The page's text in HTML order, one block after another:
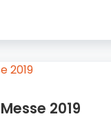
2019